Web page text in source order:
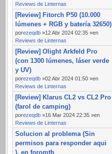
Reviews de Linternas
[Review] Fitorch P50 (10.000
lúmenes + RGB y batería 32650)
porezeqdb »12 Abr 2024 02:35 »en
Reviews de Linternas
[Review] Olight Arkfeld Pro
(con 1300 lúmenes, láser verde
y UV)
porezeqdb »02 Abr 2024 01:50 »en
Reviews de Linternas
[Review] Klarus CL2 vs CL2 Pro
(farol de camping)
porezeqdb »16 Mar 2024 22:35 »en
Reviews de Linternas
Solucion al problema (Sin
permisos para responder aqui
), en foromtb